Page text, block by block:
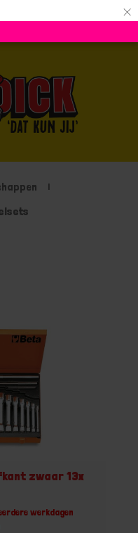
×
zwaar 13x
werkdagen